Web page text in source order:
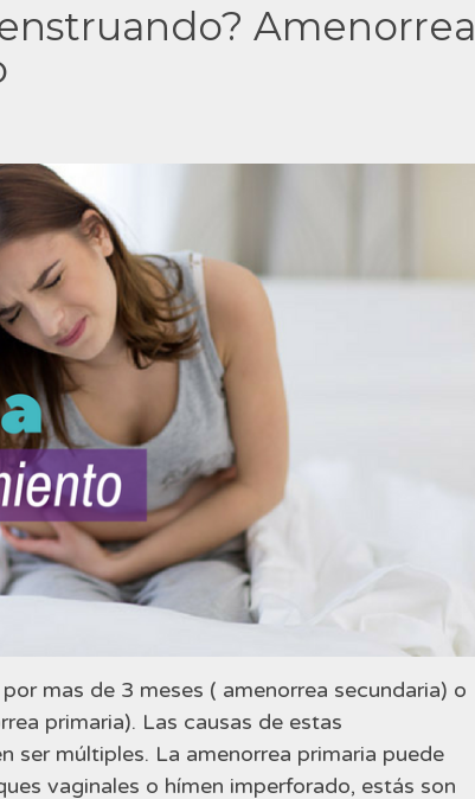
Amenorrea
mas de 3 meses ( amenorrea secundaria) o
primaria). Las causas de estas
ser múltiples. La amenorrea primaria puede
vaginales o hímen imperforado, estás son